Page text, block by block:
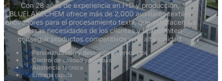
Con 28 años de experiencia en I+D y producción,
BLUELAKECHEM ofrece más de 2.000 auxiliares textiles
innovadores para el procesamiento textil, que satisfacen las
diversas necesidades de los clientes y les permiten
conseguir productos competitivos y de alta calidad.
Personalización y desarrollo de productos
Control de calidad y pruebas
Asistencia técnica
Entrega rápida